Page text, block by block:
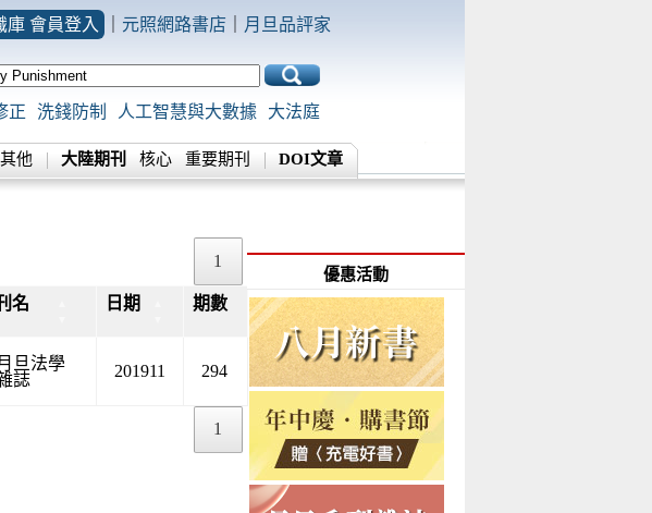
庫 會員登入 元照網路書店 月旦品評家
正 洗錢防制 人工智慧與大數據 大法庭
其他 大陸期刊 核心 重要期刊 DOI文章
1
名 日期 期數
旦法學
誌
201911 294
1
優惠活動